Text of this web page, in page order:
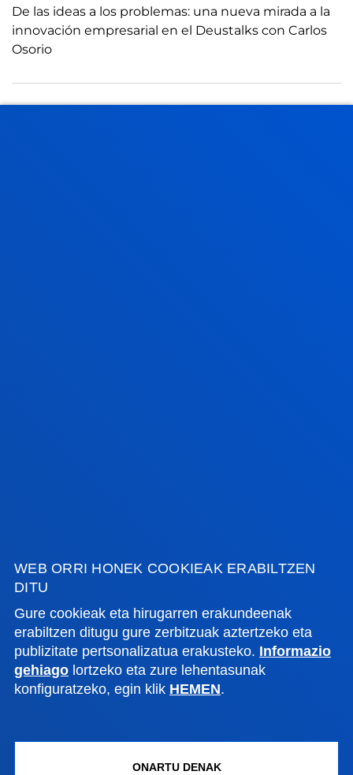
WEB ORRI HONEK COOKIEAK ERABILTZEN
DITU
Gure cookieak eta hirugarren erakundeenak
erabiltzen ditugu gure zerbitzuak aztertzeko eta
publizitate pertsonalizatua erakusteko. Informazio
gehiago lortzeko eta zure lehentasunak
konfiguratzeko, egin klik HEMEN.
ONARTU DENAK
De las ideas a los problemas: una nueva mirada a la
innovación empresarial en el Deustalks con Carlos
Osorio
Bilboko campusa
Ezagutu campusa
+34 944 139 000
Jarri gurekin harremanetan
Ezagutu campusa